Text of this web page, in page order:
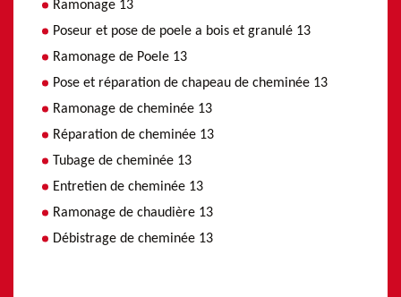
Ramonage 13
Poseur et pose de poele a bois et granulé 13
Ramonage de Poele 13
Pose et réparation de chapeau de cheminée 13
Ramonage de cheminée 13
Réparation de cheminée 13
Tubage de cheminée 13
Entretien de cheminée 13
Ramonage de chaudière 13
Débistrage de cheminée 13